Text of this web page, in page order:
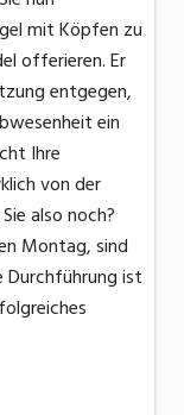
mit Köpfen zu
offerieren. Er
entgegen,
ein
Ihre
von der
also noch?
Montag, sind
Durchführung ist